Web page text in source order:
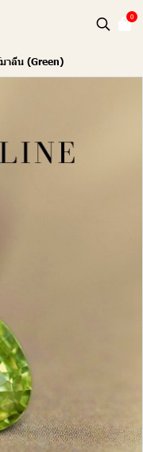
0
าลีน (Green)